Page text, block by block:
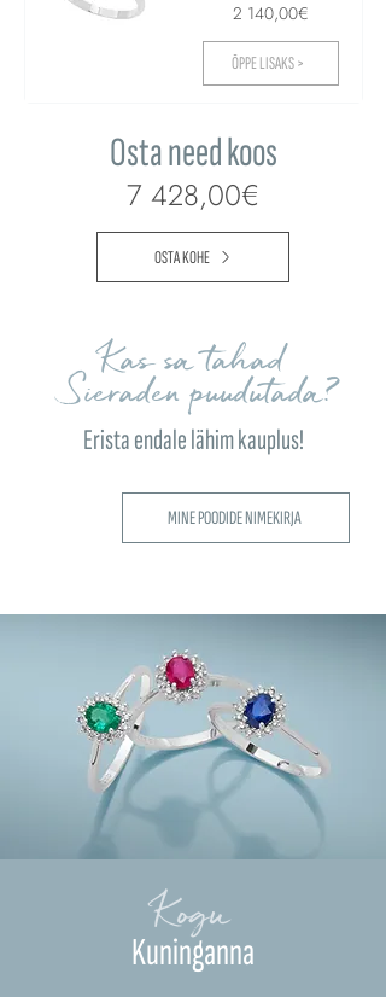
2 140,00€
ÕPPE LISAKS >
Osta need koos
7 428,00€
OSTA KOHE
Kas sa tahad
Sieraden puudutada?
Erista endale lähim kauplus!
MINE POODIDE NIMEKIRJA
Kogu
Kuninganna